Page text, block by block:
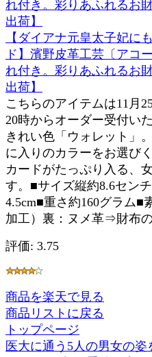
【ダイアナ元皇太子妃に
ド】濱野皮革工芸〔アコ
れ付き。彩りあふれるお
出荷】
こちらのアイテムは11月
20時からオーダー受付い
きれい色「ウォレット」
に入りのカラーをお選び
カードがたっぷり入る、
す。■サイズ縦約8.6セン
4.5cm■重さ約160グラム■
加工）裏：ヌメ革⇒財布
評価: 3.75
商品を楽天で見る
商品リストに戻る
トップページ
医大に通う5人の男女の